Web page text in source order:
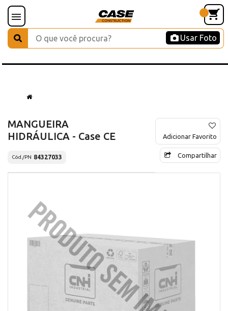
Usar Foto
MANGUEIRA
HIDRÁULICA - Case CE
Cód./PN 84327033
Adicionar Favorito
Compartilhar